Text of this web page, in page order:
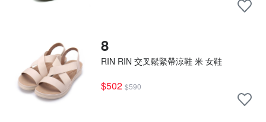
8
RIN RIN 交叉鬆緊帶涼鞋 米 女鞋
$502 $590